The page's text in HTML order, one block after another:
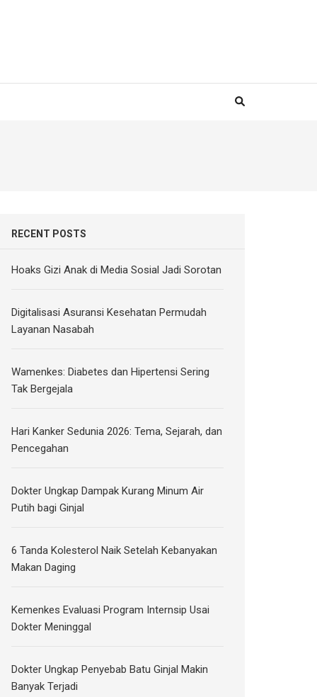
RECENT POSTS
Hoaks Gizi Anak di Media Sosial Jadi Sorotan
Digitalisasi Asuransi Kesehatan Permudah
Layanan Nasabah
Wamenkes: Diabetes dan Hipertensi Sering
Tak Bergejala
Hari Kanker Sedunia 2026: Tema, Sejarah, dan
Pencegahan
Dokter Ungkap Dampak Kurang Minum Air
Putih bagi Ginjal
6 Tanda Kolesterol Naik Setelah Kebanyakan
Makan Daging
Kemenkes Evaluasi Program Internsip Usai
Dokter Meninggal
Dokter Ungkap Penyebab Batu Ginjal Makin
Banyak Terjadi